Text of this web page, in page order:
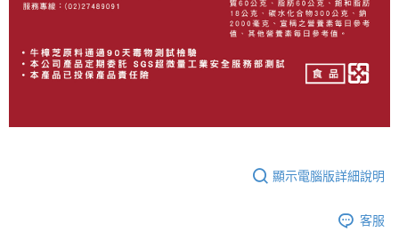
顯示電腦版詳細說明
客服